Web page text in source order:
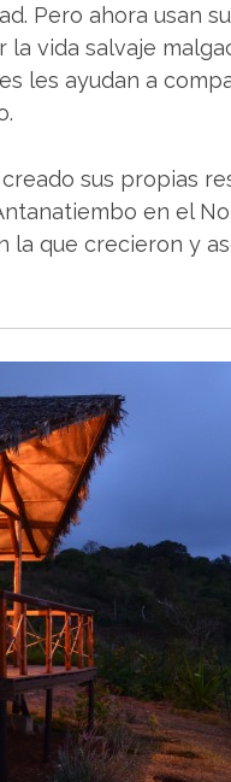
Pero ahora usan
vida salvaje
les ayudan a
sus propias
en el
la que crecieron y